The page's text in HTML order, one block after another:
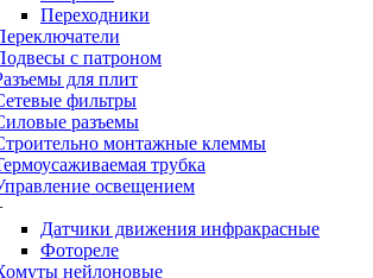
Переходники
с патроном
для плит
фильтры
разъемы
монтажные клеммы
трубка
освещением
Датчики движения инфракрасные
Фотореле
нейлоновые